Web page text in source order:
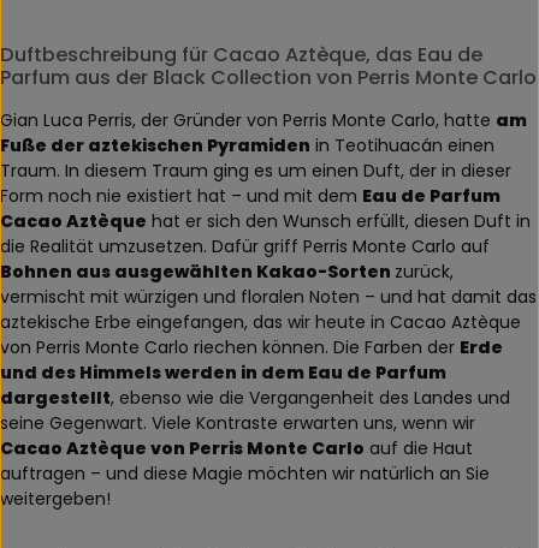
Duftbeschreibung für Cacao Aztèque, das Eau de
Parfum aus der Black Collection von Perris Monte Carlo
Gian Luca Perris, der Gründer von Perris Monte Carlo, hatte am
Fuße der aztekischen Pyramiden in Teotihuacán einen
Traum. In diesem Traum ging es um einen Duft, der in dieser
Form noch nie existiert hat – und mit dem Eau de Parfum
Cacao Aztèque hat er sich den Wunsch erfüllt, diesen Duft in
die Realität umzusetzen. Dafür griff Perris Monte Carlo auf
Bohnen aus ausgewählten Kakao-Sorten zurück,
vermischt mit würzigen und floralen Noten – und hat damit das
aztekische Erbe eingefangen, das wir heute in Cacao Aztèque
von Perris Monte Carlo riechen können. Die Farben der Erde
und des Himmels werden in dem Eau de Parfum
dargestellt, ebenso wie die Vergangenheit des Landes und
seine Gegenwart. Viele Kontraste erwarten uns, wenn wir
Cacao Aztèque von Perris Monte Carlo auf die Haut
auftragen – und diese Magie möchten wir natürlich an Sie
weitergeben!